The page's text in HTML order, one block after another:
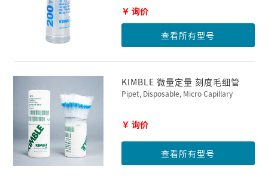
￥ 询价
查看所有型号
KIMBLE 微量定量 刻度毛细管
Pipet, Disposable, Micro Capillary
￥ 询价
查看所有型号